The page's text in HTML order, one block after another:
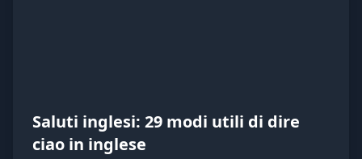
Saluti inglesi: 29 modi utili di dire
ciao in inglese